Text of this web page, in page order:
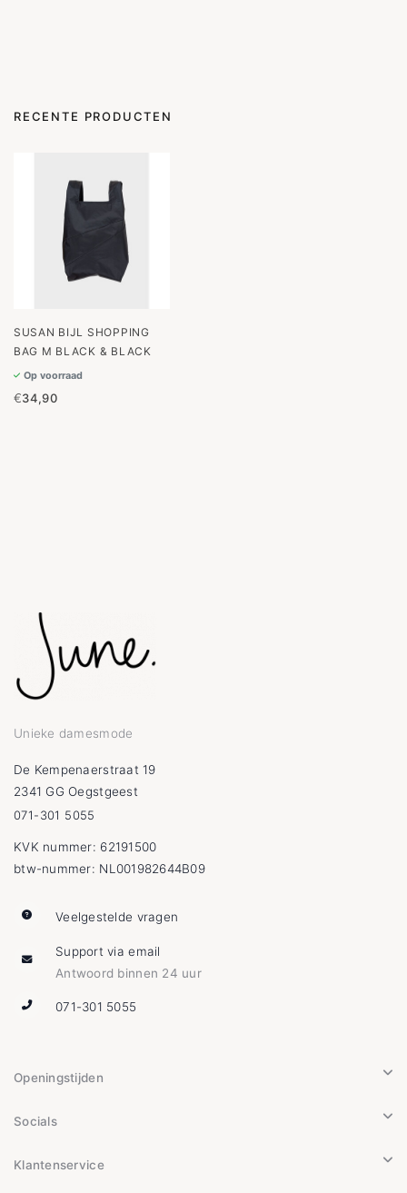
RECENTE PRODUCTEN
SUSAN BIJL SHOPPING
BAG M BLACK & BLACK
Op voorraad
€34,90
Unieke damesmode
De Kempenaerstraat 19
2341 GG Oegstgeest
071-301 5055
KVK nummer: 62191500
btw-nummer: NL001982644B09
Veelgestelde vragen
Support via email
Antwoord binnen 24 uur
071-301 5055
Openingstijden
Socials
Klantenservice